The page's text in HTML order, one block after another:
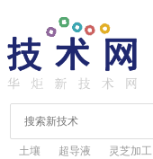
土壤 超导液 灵芝加工